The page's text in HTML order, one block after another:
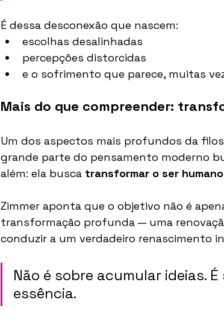
É dessa desconexão que nascem:
escolhas desalinhadas
percepções distorcidas
e o sofrimento que parece, muitas
Mais do que compreender:
Um dos aspectos mais profundos da
grande parte do pensamento moderno
além: ela busca transformar o ser humano
Zimmer aponta que o objetivo não é
transformação profunda — uma
conduzir a um verdadeiro renascimento
Não é sobre acumular ideias.
essência.